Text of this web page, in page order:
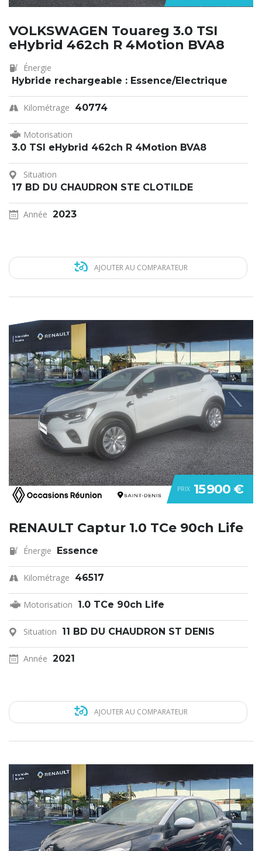
VOLKSWAGEN Touareg 3.0 TSI
eHybrid 462ch R 4Motion BVA8
Énergie
Hybride rechargeable : Essence/Electrique
Kilométrage 40774
Motorisation
3.0 TSI eHybrid 462ch R 4Motion BVA8
Situation
17 BD DU CHAUDRON STE CLOTILDE
Année 2023
AJOUTER AU COMPARATEUR
PRIX 15 900 €
RENAULT Captur 1.0 TCe 90ch Life
Énergie Essence
Kilométrage 46517
Motorisation 1.0 TCe 90ch Life
Situation 11 BD DU CHAUDRON ST DENIS
Année 2021
AJOUTER AU COMPARATEUR